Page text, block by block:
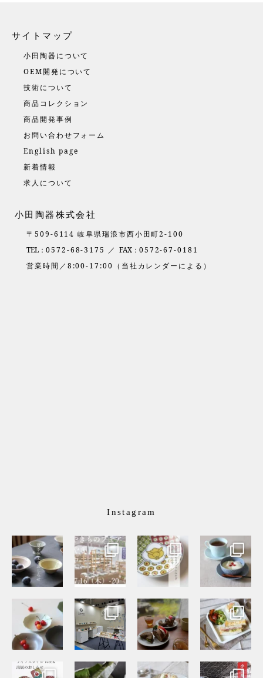
サイトマップ
小田陶器について
OEM開発について
技術について
商品コレクション
商品開発事例
お問い合わせフォーム
English page
新着情報
求人について
小田陶器株式会社
〒509-6114 岐阜県瑞浪市西小田町2-100
TEL： 0572-68-3175 ／ FAX： 0572-67-0181
営業時間／8:00-17:00（当社カレンダーによる）
Instagram